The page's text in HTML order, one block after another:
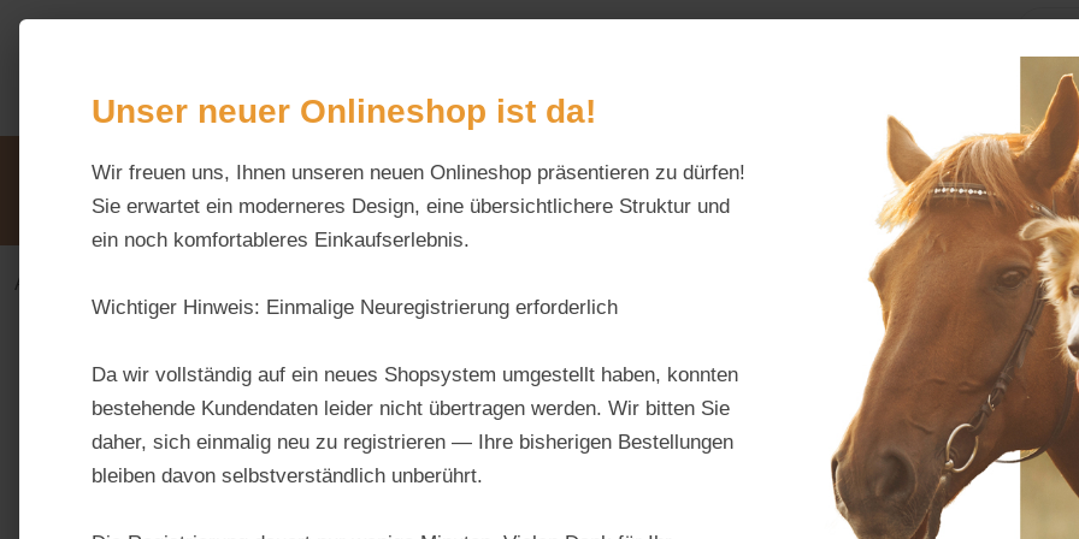
Hauptinhalt springen
Zur Suche springen
Alles fürs
Unsere VorteileBeratung via WhatsApp:
0176 / 99 66 31 80
Schreiben Sie uns:
info@tierfutter-fischer.de
Öffnungszeiten:
Mo–Fr: 9–18 Uhr ·
Alles fürs Pferd
Hersteller Besondere Inhaltsstoffe / Zusammensetzung Besonderheiten / Qualitätsmerkmale
Unser neuer Onlineshop ist da!
Wir freuen uns, Ihnen unseren neuen Onlineshop präsentieren zu dürfen!
Sie erwartet ein moderneres Design, eine übersichtlichere Struktur und
ein noch komfortableres Einkaufserlebnis.
Wichtiger Hinweis: Einmalige Neuregistrierung erforderlich
Da wir vollständig auf ein neues Shopsystem umgestellt haben, konnten
bestehende Kundendaten leider nicht übertragen werden. Wir bitten Sie
daher, sich einmalig neu zu registrieren — Ihre bisherigen Bestellungen
bleiben davon selbstverständlich unberührt.